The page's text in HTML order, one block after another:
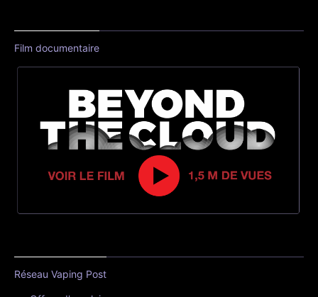
Film documentaire
Réseau Vaping Post